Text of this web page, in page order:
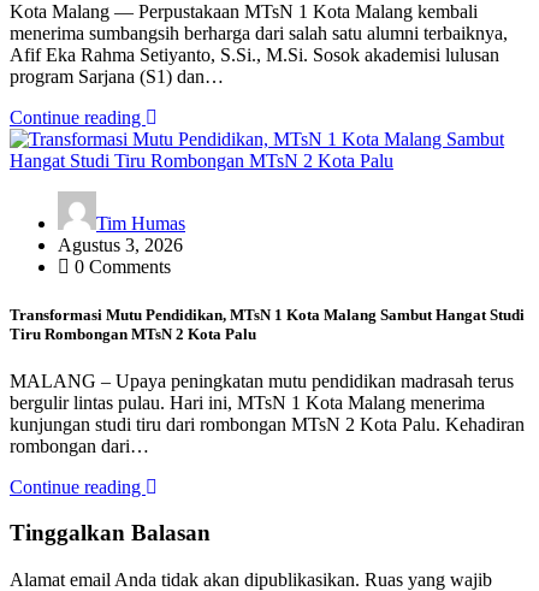
Kota Malang — Perpustakaan MTsN 1 Kota Malang kembali
menerima sumbangsih berharga dari salah satu alumni terbaiknya,
Afif Eka Rahma Setiyanto, S.Si., M.Si. Sosok akademisi lulusan
program Sarjana (S1) dan…
Continue reading
Tim Humas
Agustus 3, 2026
0 Comments
Transformasi Mutu Pendidikan, MTsN 1 Kota Malang Sambut Hangat Studi
Tiru Rombongan MTsN 2 Kota Palu
MALANG – Upaya peningkatan mutu pendidikan madrasah terus
bergulir lintas pulau. Hari ini, MTsN 1 Kota Malang menerima
kunjungan studi tiru dari rombongan MTsN 2 Kota Palu. Kehadiran
rombongan dari…
Continue reading
Tinggalkan Balasan
Alamat email Anda tidak akan dipublikasikan. Ruas yang wajib